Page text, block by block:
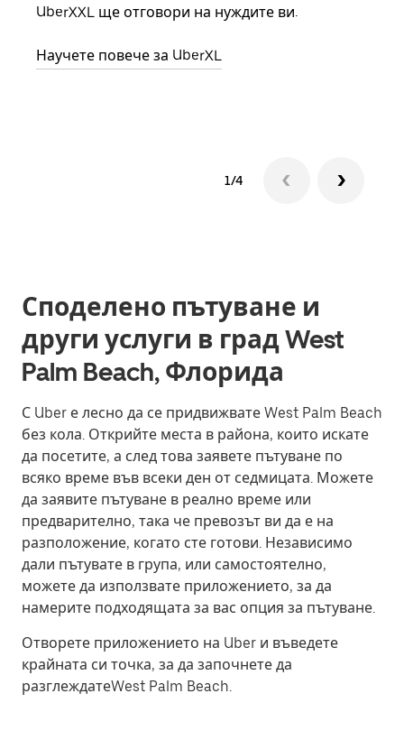
UberXXL ще отговори на нуждите ви.
Научете повече за UberXL
1/4
Споделено пътуване и
други услуги в град West
Palm Beach, Флорида
С Uber е лесно да се придвижвате West Palm Beach
без кола. Открийте места в района, които искате
да посетите, а след това заявете пътуване по
всяко време във всеки ден от седмицата. Можете
да заявите пътуване в реално време или
предварително, така че превозът ви да е на
разположение, когато сте готови. Независимо
дали пътувате в група, или самостоятелно,
можете да използвате приложението, за да
намерите подходящата за вас опция за пътуване.
Отворете приложението на Uber и въведете
крайната си точка, за да започнете да
разглеждатеWest Palm Beach.